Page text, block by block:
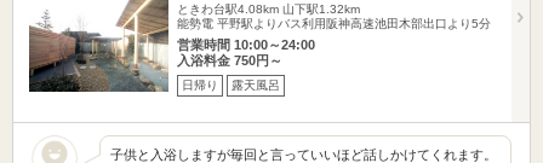
ときわ台駅4.08km 山下駅1.32km
能勢電 平野駅よりバス利用阪神高速池田木部出口より5分
営業時間 10:00～24:00
入浴料金 750円～
日帰り 露天風呂
子供と入浴しますが毎回と言っていいほど話しかけてくれます。